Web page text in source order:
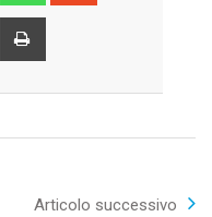
Share
Articolo successivo